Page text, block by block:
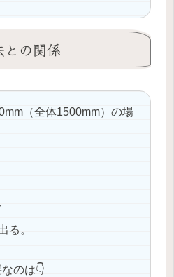
の関係
（全体1500mm）の場
る。
のは👇